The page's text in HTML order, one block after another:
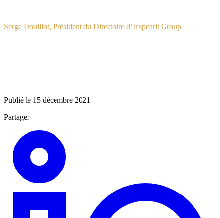
Serge Douillot, Président du Directoire d’Inspearit Group
Publié le 15 décembre 2021
Partager